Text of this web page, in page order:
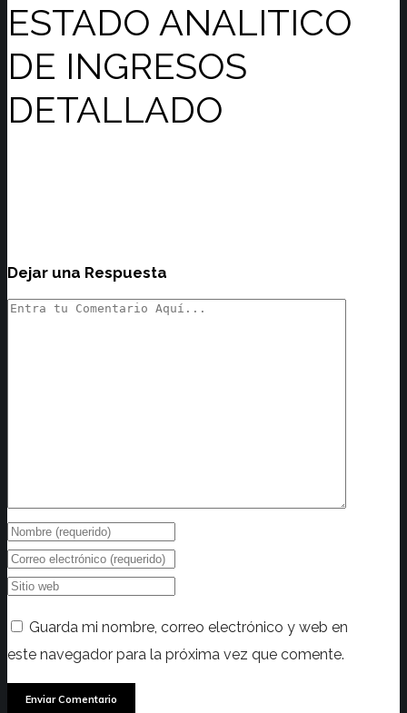
ESTADO ANALITICO
DE INGRESOS
DETALLADO
Dejar una Respuesta
Guarda mi nombre, correo electrónico y web en
este navegador para la próxima vez que comente.